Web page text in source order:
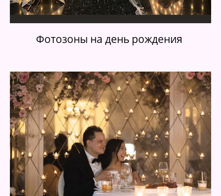
Фотозоны на день рождения